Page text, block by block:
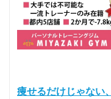
痩せるだけじゃない